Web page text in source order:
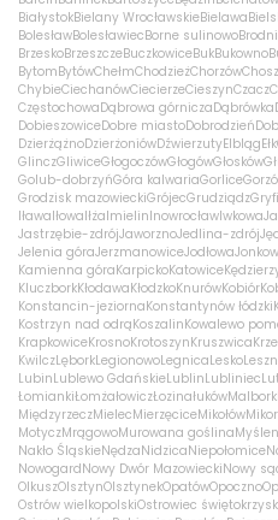
BiałystokBielany WrocławskieBielawa
BolesławBolesławiecBorne sulinowo
BrzeskoBrzeszczeBuczkowiceBukBukowno
BytomBytówChełmChodzieżChorzów
ChybieCiechanówCiecierzeCieszynCzacz
CzęstochowaDąbrowa górniczaDąbrówka
DobieszowiceDobre miastoDobrodzień
DzierżążnoDzierżoniówDźwierzutyElblągEłk
GlinczGliwiceGłogoczówGłogówGłosków
Golub-dobrzyńGóra kalwariaGorlice
Grodzisk mazowieckiGrójecGrudziądz
IławaIłowaIłżaImielinInowrocławIwkowa
Jastrzębie-zdrójJaworznoJedlina-zdrój
Jelenia góraJerzmanowiceJodłowa
Kamienna góraKarpickoKatowice
KluczborkKłodawaKłodzkoKnurówKobiór
Konstancin-jeziornaKonstantynów łódzki
Kostrzyn nad odrąKoszalinKowalewo
KrapkowiceKrosnoKrotoszynKruszwica
KwilczLęborkLegionowoLegnicaLesko
LubinLublewo GdańskieLublinLubliniec
ŁomiankiŁomżałowiczŁozinałukówMalbork
MiędzyrzeczMielecMierzęciceMikołów
MotyczMrągowoMurowana goślina
Nakło ŚląskieNędzaNidzicaNiepołomice
NowogardNowy Dwór MazowieckiNowy
OlkuszOlsztynOlsztynekOpatówOpoczno
Ostrów wielkopolskiOstrowiec